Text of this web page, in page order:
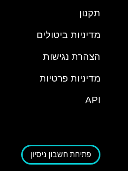
תקנון
מדיניות ביטולים
הצהרת נגישות
מדיניות פרטיות
API
פתיחת חשבון ניסיון